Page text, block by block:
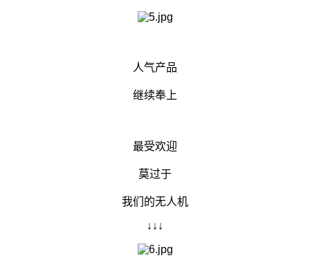
人气产品
继续奉上
最受欢迎
莫过于
我们的无人机
↓↓↓